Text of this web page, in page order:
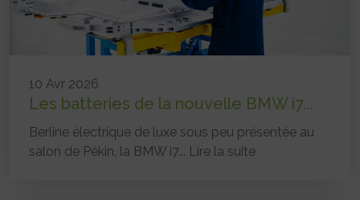
10 Avr 2026
Les batteries de la nouvelle BMW i7...
Berline électrique de luxe sous peu présentée au
salon de Pékin, la BMW i7... Lire la suite